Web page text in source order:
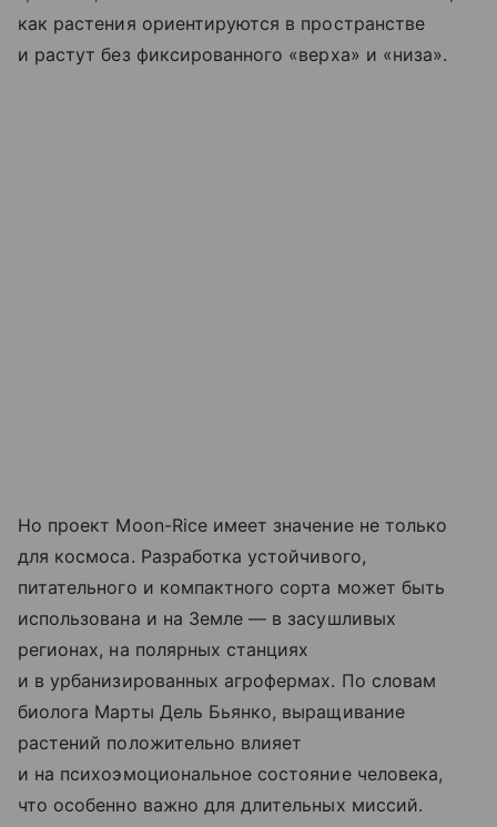
как растения ориентируются в пространстве
и растут без фиксированного «верха» и «низа».
Но проект Moon-Rice имеет значение не только
для космоса. Разработка устойчивого,
питательного и компактного сорта может быть
использована и на Земле — в засушливых
регионах, на полярных станциях
и в урбанизированных агрофермах. По словам
биолога Марты Дель Бьянко, выращивание
растений положительно влияет
и на психоэмоциональное состояние человека,
что особенно важно для длительных миссий.